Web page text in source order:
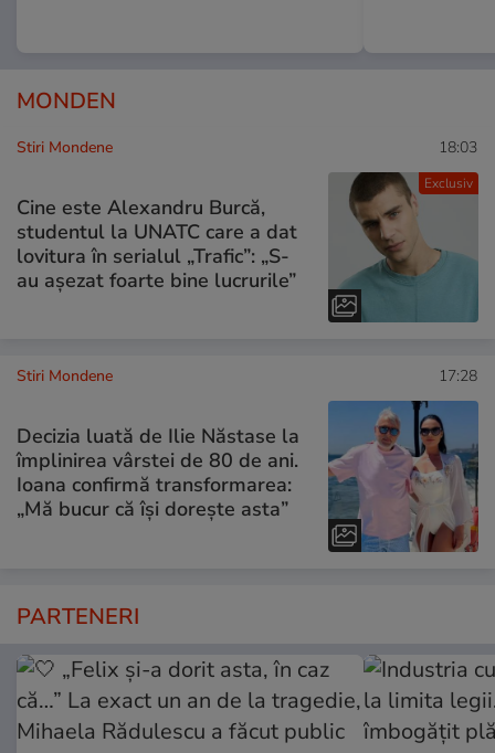
MONDEN
Exclusiv
Stiri Mondene 18:03
Cine este Alexandru Burcă,
studentul la UNATC care a dat
lovitura în serialul „Trafic”: „S-
au așezat foarte bine lucrurile”
Stiri Mondene 17:28
Decizia luată de Ilie Năstase la
împlinirea vârstei de 80 de ani.
Ioana confirmă transformarea:
„Mă bucur că își dorește asta”
PARTENERI